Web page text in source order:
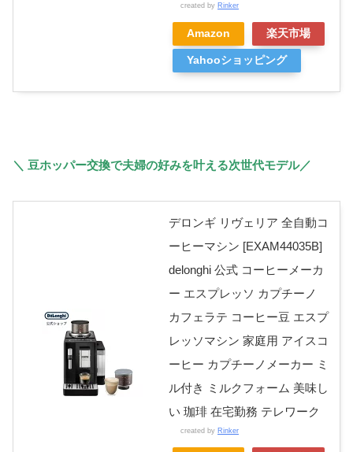
created by Rinker
Amazon 楽天市場
Yahooショッピング
＼ 豆ホッパー交換で夫婦の好みを叶える次世代モデル／
デロンギ リヴェリア 全自動コ
ーヒーマシン [EXAM44035B]
delonghi 公式 コーヒーメーカ
ー エスプレッソ カプチーノ
カフェラテ コーヒー豆 エスプ
レッソマシン 家庭用 アイスコ
ーヒー カプチーノメーカー ミ
ル付き ミルクフォーム 美味し
い 珈琲 在宅勤務 テレワーク
created by Rinker